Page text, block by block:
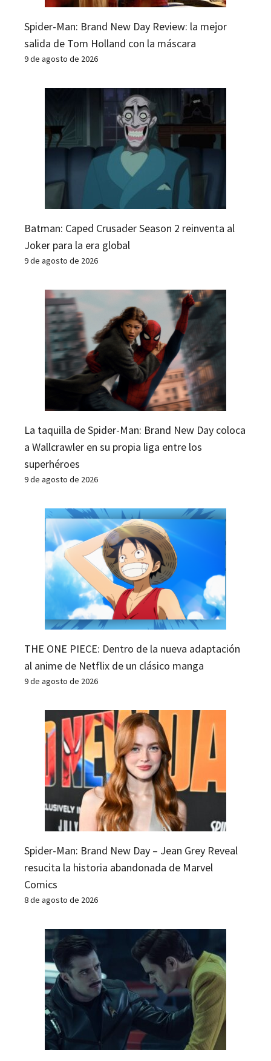
Spider-Man: Brand New Day Review: la mejor
salida de Tom Holland con la máscara
9 de agosto de 2026
Batman: Caped Crusader Season 2 reinventa al
Joker para la era global
9 de agosto de 2026
La taquilla de Spider-Man: Brand New Day coloca
a Wallcrawler en su propia liga entre los
superhéroes
9 de agosto de 2026
THE ONE PIECE: Dentro de la nueva adaptación
al anime de Netflix de un clásico manga
9 de agosto de 2026
Spider-Man: Brand New Day – Jean Grey Reveal
resucita la historia abandonada de Marvel
Comics
8 de agosto de 2026